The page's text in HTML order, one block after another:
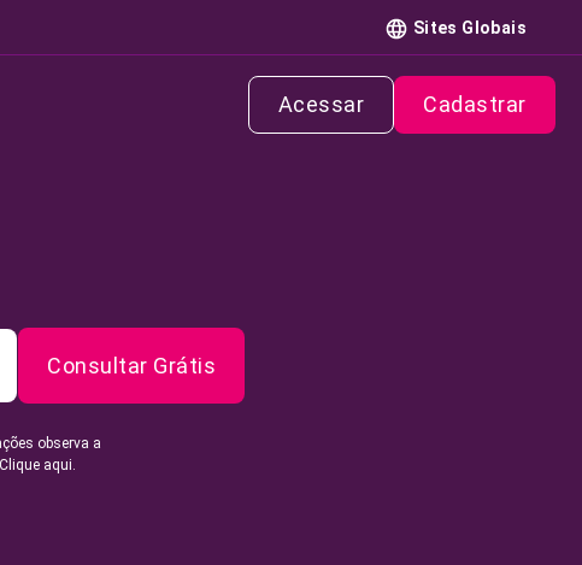
Sites Globais
Acessar Cadastrar
Consultar Grátis
observa a
Clique aqui.